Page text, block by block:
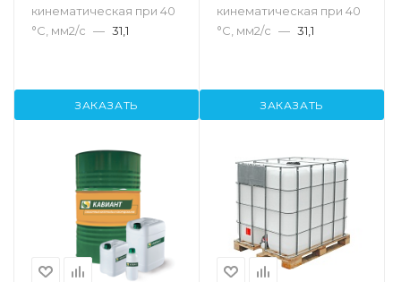
кинематическая при 40
°С, мм2/с — 31,1
ЗАКАЗАТЬ
кинематическая при 40
°С, мм2/с — 31,1
ЗАКАЗАТЬ